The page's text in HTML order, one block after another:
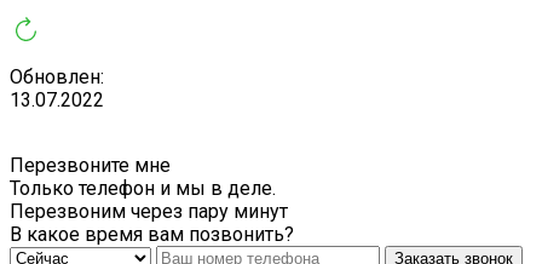
Обновлен:
13.07.2022
Перезвоните мне
Только телефон и мы в деле.
Перезвоним через пару минут
В какое время вам позвонить?
Заказать звонок